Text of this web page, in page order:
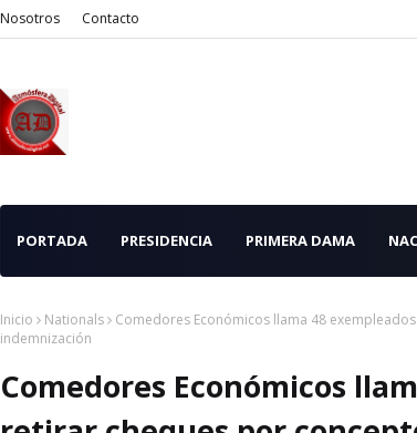
Nosotros Contacto
PORTADA PRESIDENCIA PRIMERA DAMA
Inicio Nationals
Comedores Económicos llama 48
indemnización
Comedores Económicos